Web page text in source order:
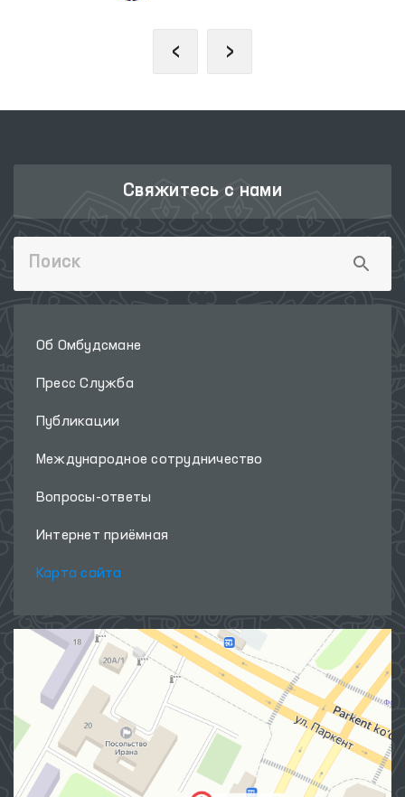
‹ ›
Свяжитесь с нами
Об Омбудсмане
Пресс Служба
Публикации
Международное сотрудничество
Вопросы-ответы
Интернет приёмная
Карта сайта